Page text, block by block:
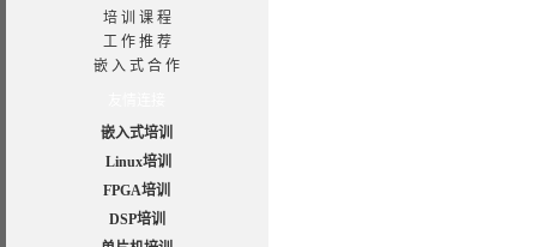
培 训 课 程
工 作 推 荐
嵌 入 式 合 作
嵌入式培训
Linux培训
FPGA培训
DSP培训